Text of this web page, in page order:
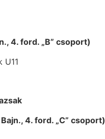
4. ford. „B” csoport)
U11
4. ford. „C” csoport)